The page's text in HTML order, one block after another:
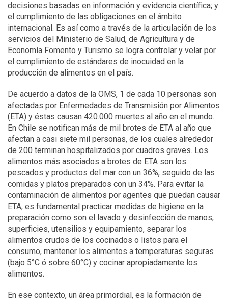
decisiones basadas en información y evidencia científica; y
el cumplimiento de las obligaciones en el ámbito
internacional. Es así como a través de la articulación de los
servicios del Ministerio de Salud, de Agricultura y de
Economía Fomento y Turismo se logra controlar y velar por
el cumplimiento de estándares de inocuidad en la
producción de alimentos en el país.
De acuerdo a datos de la OMS, 1 de cada 10 personas son
afectadas por Enfermedades de Transmisión por Alimentos
(ETA) y éstas causan 420.000 muertes al año en el mundo.
En Chile se notifican más de mil brotes de ETA al año que
afectan a casi siete mil personas, de los cuales alrededor
de 200 terminan hospitalizados por cuadros graves. Los
alimentos más asociados a brotes de ETA son los
pescados y productos del mar con un 36%, seguido de las
comidas y platos preparados con un 34%. Para evitar la
contaminación de alimentos por agentes que puedan causar
ETA, es fundamental practicar medidas de higiene en la
preparación como son el lavado y desinfección de manos,
superficies, utensilios y equipamiento, separar los
alimentos crudos de los cocinados o listos para el
consumo, mantener los alimentos a temperaturas seguras
(bajo 5°C ó sobre 60°C) y cocinar apropiadamente los
alimentos.
En ese contexto, un área primordial, es la formación de